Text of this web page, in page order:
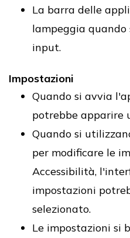
La barra delle
lampeggia
input.
Impostazioni
Quando si avvia
potrebbe apparire
Quando si
per modificare le
Accessibilità,
impostazioni
selezionato.
Le impostazioni si